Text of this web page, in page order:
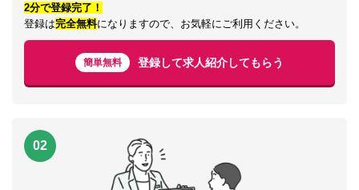
2分で登録完了！
登録は完全無料になりますので、お気軽にご利用ください。
簡単無料 登録して求人紹介してもらう
02